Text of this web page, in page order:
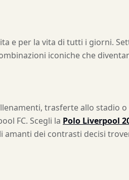
e per la vita di tutti i giorni.
iconiche che
trasferte allo stadio
FC. Scegli la Polo Liverpool
amanti dei contrasti decisi